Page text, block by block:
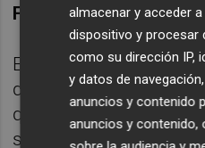
Fede Mor, con victoria
Este viernes se
distritos restantes con
que han dado lugar a
secretarios generales:
almacenar y acceder
dispositivo y procesar
como su dirección IP,
y datos de
anuncios y contenido
anuncios y contenido,